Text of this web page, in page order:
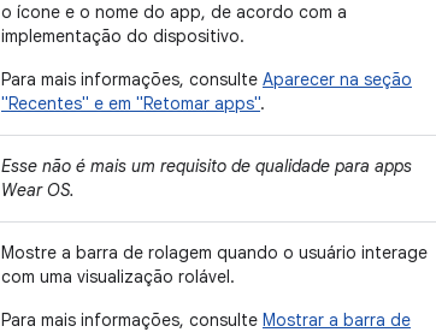
o ícone e o nome do app, de acordo com a
implementação do dispositivo.
Para mais informações, consulte Aparecer na seção
"Recentes" e em "Retomar apps".
Esse não é mais um requisito de qualidade para apps
Wear OS.
Mostre a barra de rolagem quando o usuário interage
com uma visualização rolável.
Para mais informações, consulte Mostrar a barra de